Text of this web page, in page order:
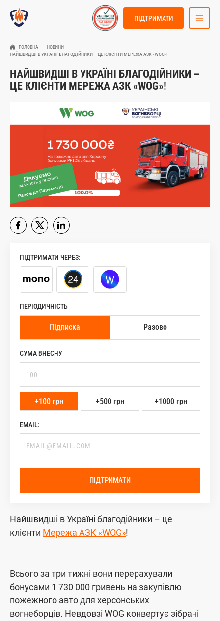
ПІДТРИМАТИ
ГОЛОВНА
НОВИНИ
НАЙШВИДШІ В УКРАЇНІ БЛАГОДІЙНИКИ – ЦЕ КЛІЄНТИ МЕРЕЖА АЗК «WOG»!
НАЙШВИДШІ В УКРАЇНІ БЛАГОДІЙНИКИ –
ЦЕ КЛІЄНТИ МЕРЕЖА АЗК «WOG»!
ПІДТРИМАТИ ЧЕРЕЗ:
ПЕРІОДИЧНІСТЬ
Підписка Разово
СУМА ВНЕСНУ
+100 грн +500 грн +1000 грн
EMAIL:
ПІДТРИМАТИ
Найшвидші в Україні благодійники – це
клієнти Мережа АЗК «WOG»!
Всього за три тижні вони перерахували
бонусами 1 730 000 гривень на закупівлю
пожежного авто для херсонських
вогнеборців. Невдовзі WOG конвертує зібрані